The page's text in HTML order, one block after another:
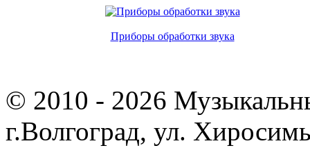
Приборы обработки звука
© 2010 - 2026
г.Волгоград, ул.